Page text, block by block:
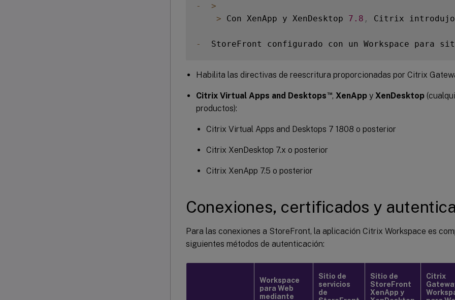
-
>
> Con XenApp y XenDesktop 7.8 , Citrix introdujo
-
StoreFront configurado con un Workspace para
Proporciona acceso a los almacenes de
Web Interface:
-
  Web Interface
-
  Web Interface
5.4 con sitios de XenApp y
Habilita las directivas de reescritura proporcionadas por Citrix
Citrix Virtual Apps and Desktops™, XenAppy XenDesktop
productos):
Citrix Virtual Apps and Desktops 7 1808 o posterior
Citrix XenDesktop 7.x o posterior
Citrix XenApp 7.5 o posterior
Conexiones, certificados y
Para las conexiones a StoreFront, la aplicación Citrix Workspace es
siguientes métodos de autenticación:
Workspace
para Web
mediante
Sitio de
servicios
de
Sitio de
StoreFront
XenApp y
Citrix